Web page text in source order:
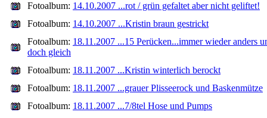
Fotoalbum: 14.10.2007 ...rot / grün gefaltet aber nicht geliftet!
Fotoalbum: 14.10.2007 ...Kristin braun gestrickt
Fotoalbum: 18.11.2007 ...15 Perücken...immer wieder anders
doch gleich
Fotoalbum: 18.11.2007 ...Kristin winterlich berockt
Fotoalbum: 18.11.2007 ...grauer Plisseerock und Baskenmütze
Fotoalbum: 18.11.2007 ...7/8tel Hose und Pumps